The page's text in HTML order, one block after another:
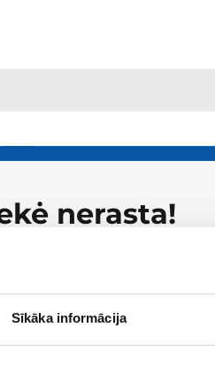
Sīkāka informācija
nerasta!